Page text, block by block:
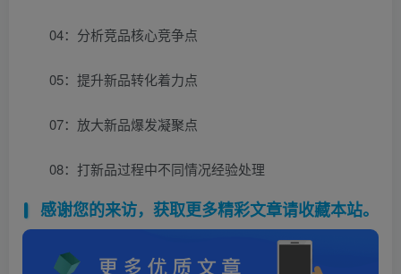
04：分析竞品核心竞争点
05：提升新品转化着力点
07：放大新品爆发凝聚点
08：打新品过程中不同情况经验处理
感谢您的来访，获取更多精彩文章请收藏本站。